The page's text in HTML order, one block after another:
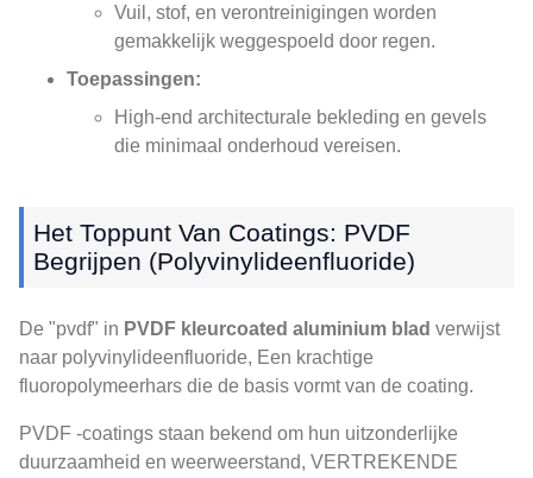
Vuil, stof, en verontreinigingen worden
gemakkelijk weggespoeld door regen.
Toepassingen:
High-end architecturale bekleding en gevels
die minimaal onderhoud vereisen.
Het Toppunt Van Coatings: PVDF
Begrijpen (Polyvinylideenfluoride)
De "pvdf" in PVDF kleurcoated aluminium blad verwijst
naar polyvinylideenfluoride, Een krachtige
fluoropolymeerhars die de basis vormt van de coating.
PVDF -coatings staan ​​bekend om hun uitzonderlijke
duurzaamheid en weerweerstand, VERTREKENDE